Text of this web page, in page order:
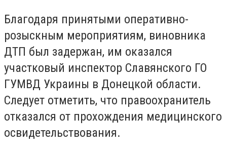
Благодаря принятыми оперативно-
розыскным мероприятиям, виновника
ДТП был задержан, им оказался
участковый инспектор Славянского ГО
ГУМВД Украины в Донецкой области.
Следует отметить, что правоохранитель
отказался от прохождения медицинского
освидетельствования.